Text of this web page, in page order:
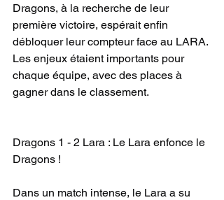
Dragons, à la recherche de leur
première victoire, espérait enfin
débloquer leur compteur face au LARA.
Les enjeux étaient importants pour
chaque équipe, avec des places à
gagner dans le classement.
Dragons 1 - 2 Lara : Le Lara enfonce le
Dragons !
Dans un match intense, le Lara a su